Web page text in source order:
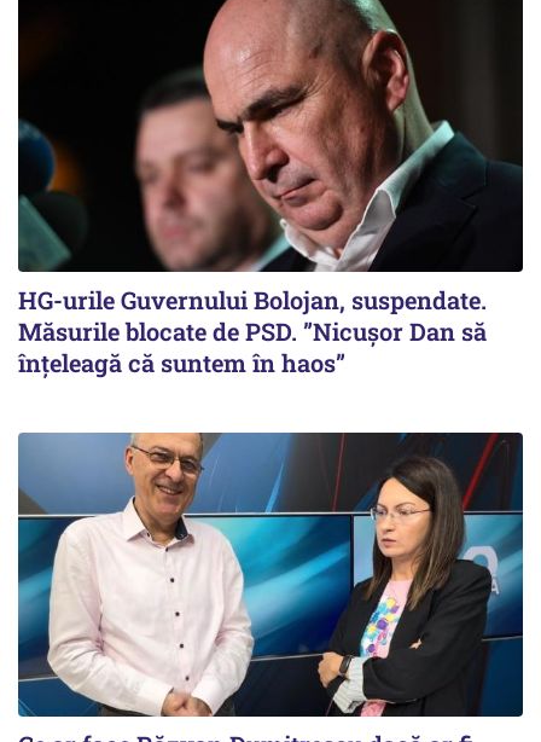
HG-urile Guvernului Bolojan, suspendate.
Măsurile blocate de PSD. ”Nicușor Dan să
înțeleagă că suntem în haos”